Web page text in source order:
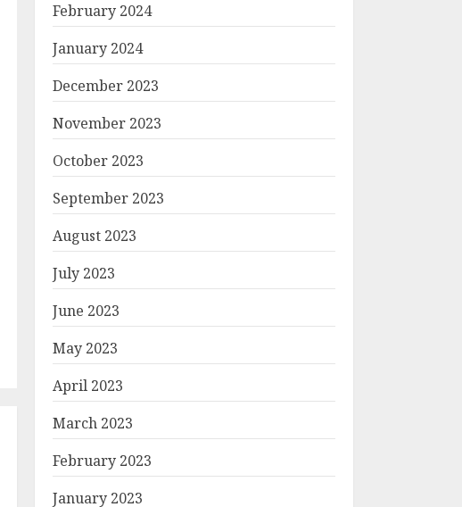
February 2024
January 2024
December 2023
November 2023
October 2023
September 2023
August 2023
July 2023
June 2023
May 2023
April 2023
March 2023
February 2023
January 2023